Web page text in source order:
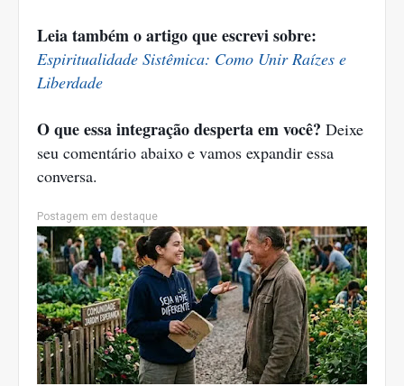
Leia também o artigo que escrevi sobre:
Espiritualidade Sistêmica: Como Unir Raízes e
Liberdade
O que essa integração desperta em você? Deixe
seu comentário abaixo e vamos expandir essa
conversa.
Postagem em destaque